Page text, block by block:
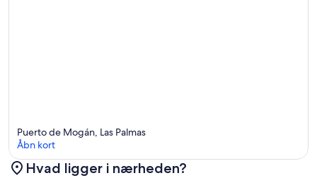
Puerto de Mogán, Las Palmas
Åbn kort
Hvad ligger i nærheden?